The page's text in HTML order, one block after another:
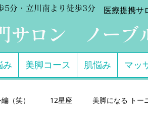
5分・立川南より徒歩3分
サロン ノーブ
医療提携サ
み 美脚コース 肌悩み マッ
（笑） 12星座 美脚になる トー